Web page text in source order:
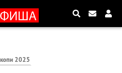
2025